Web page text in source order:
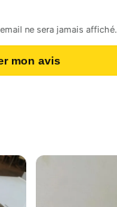
ne sera jamais affiché.
mon avis